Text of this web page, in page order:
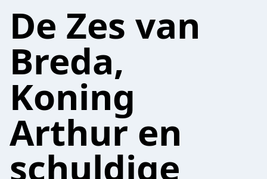
De Zes van
Breda,
Koning
Arthur en
schuldige